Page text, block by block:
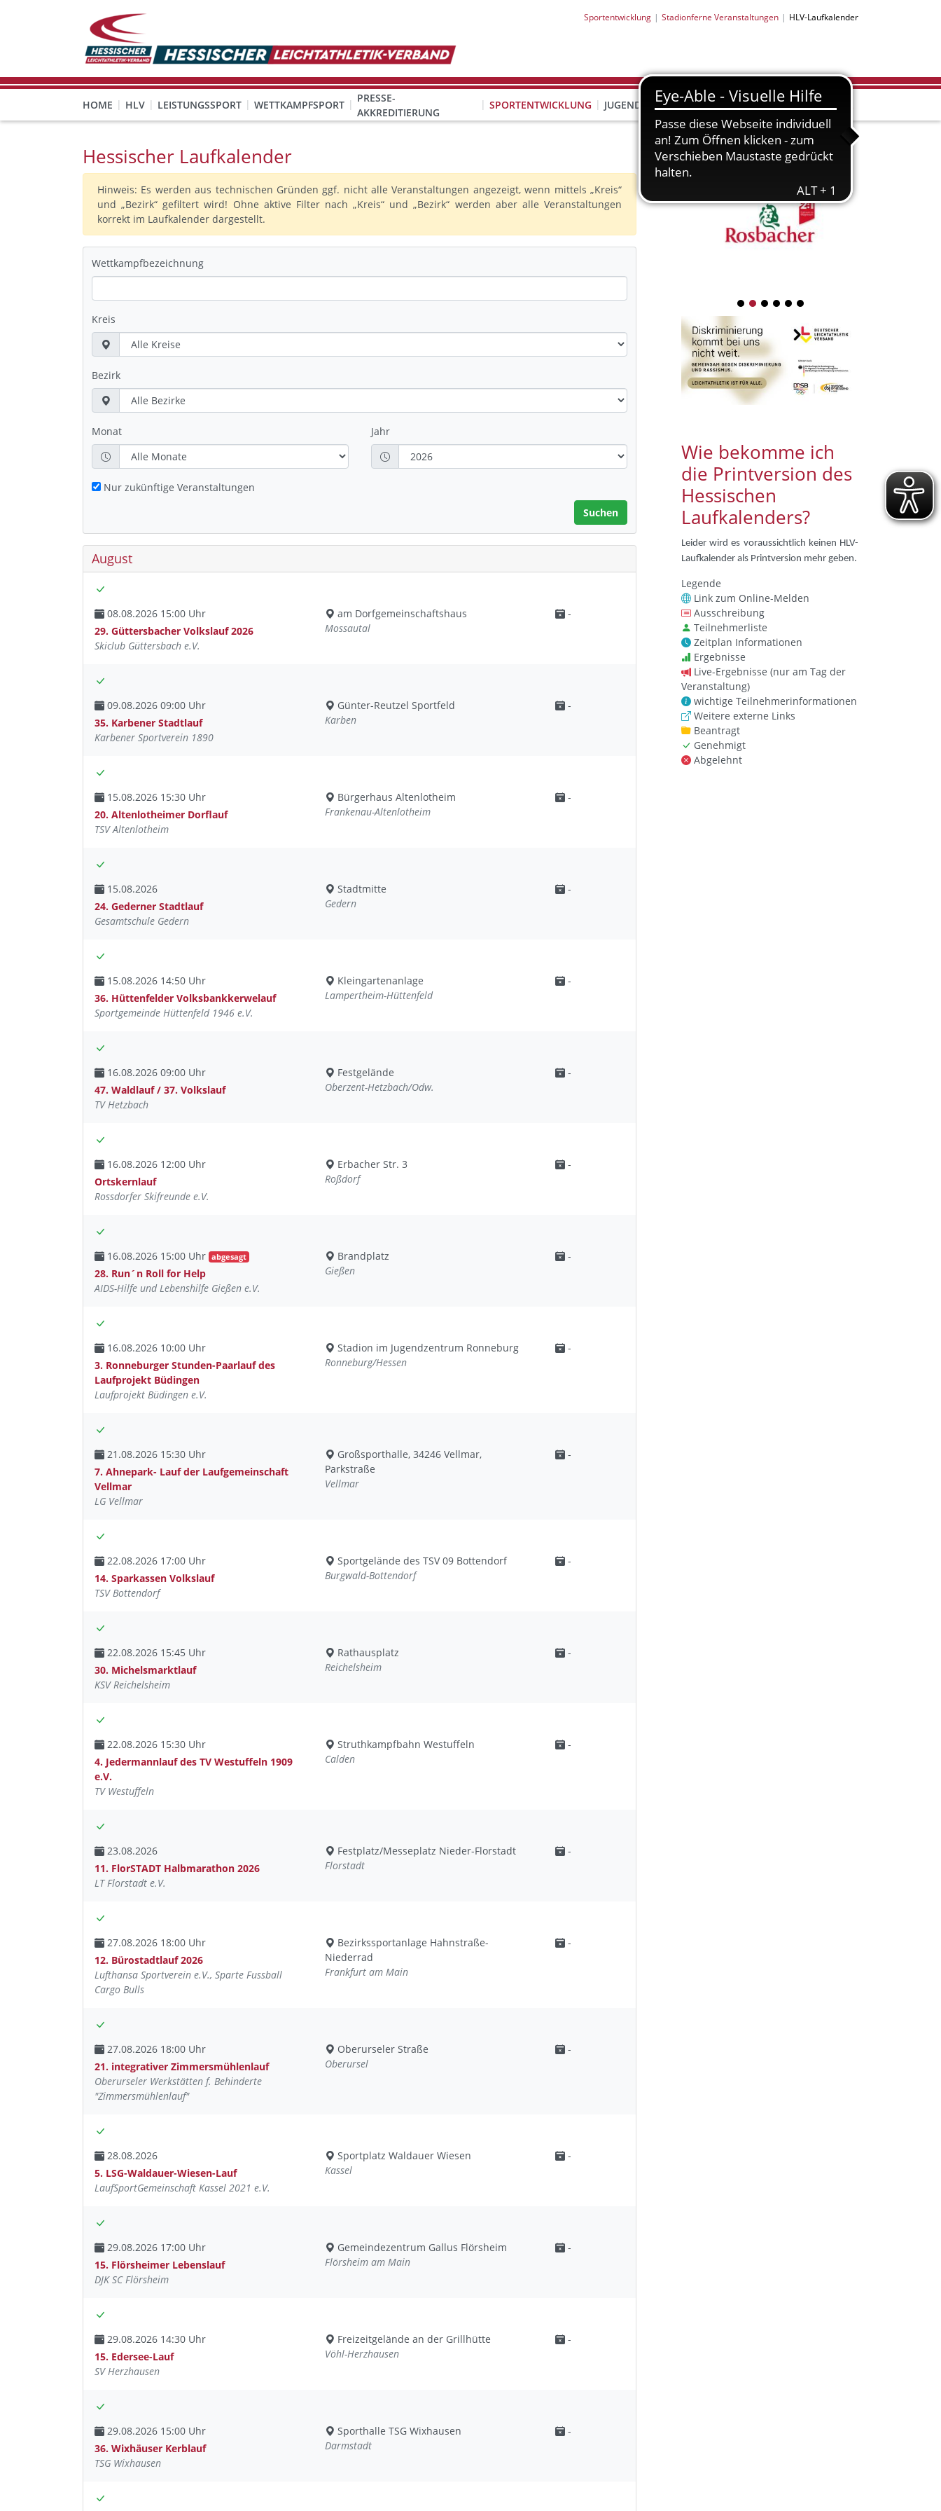
Sportentwicklung Stadionferne Veranstaltungen HLV-Laufkalender
HOME HLV LEISTUNGSSPORT WETTKAMPFSPORT
PRESSE-
AKKREDITIERUNG
SPORTENTWICKLUNG JUGEND BILDUNG
HLV-
PARTNER
HLV-
SHOP
Hessischer Laufkalender
Hinweis: Es werden aus technischen Gründen ggf. nicht alle Veranstaltungen angezeigt, wenn mittels „Kreis“
und „Bezirk“ gefiltert wird! Ohne aktive Filter nach „Kreis“ und „Bezirk“ werden aber alle Veranstaltungen
korrekt im Laufkalender dargestellt.
Wettkampfbezeichnung
Kreis
Bezirk
Monat Jahr
Nur zukünftige Veranstaltungen
August
08.08.2026 15:00 Uhr
29. Güttersbacher Volkslauf 2026
Skiclub Güttersbach e.V.
am Dorfgemeinschaftshaus
Mossautal
-
09.08.2026 09:00 Uhr
35. Karbener Stadtlauf
Karbener Sportverein 1890
Günter-Reutzel Sportfeld
Karben
-
15.08.2026 15:30 Uhr
20. Altenlotheimer Dorflauf
TSV Altenlotheim
Bürgerhaus Altenlotheim
Frankenau-Altenlotheim
-
15.08.2026
24. Gederner Stadtlauf
Gesamtschule Gedern
Stadtmitte
Gedern
-
15.08.2026 14:50 Uhr
36. Hüttenfelder Volksbankkerwelauf
Sportgemeinde Hüttenfeld 1946 e.V.
Kleingartenanlage
Lampertheim-Hüttenfeld
-
16.08.2026 09:00 Uhr
47. Waldlauf / 37. Volkslauf
TV Hetzbach
Festgelände
Oberzent-Hetzbach/Odw.
-
16.08.2026 12:00 Uhr
Ortskernlauf
Rossdorfer Skifreunde e.V.
Erbacher Str. 3
Roßdorf
-
16.08.2026 15:00 Uhr abgesagt
28. Run´n Roll for Help
AIDS-Hilfe und Lebenshilfe Gießen e.V.
Brandplatz
Gießen
-
16.08.2026 10:00 Uhr
3. Ronneburger Stunden-Paarlauf des
Laufprojekt Büdingen
Laufprojekt Büdingen e.V.
Stadion im Jugendzentrum Ronneburg
Ronneburg/Hessen
-
21.08.2026 15:30 Uhr
7. Ahnepark- Lauf der Laufgemeinschaft
Vellmar
LG Vellmar
Großsporthalle, 34246 Vellmar,
Parkstraße
Vellmar
-
22.08.2026 17:00 Uhr
14. Sparkassen Volkslauf
TSV Bottendorf
Sportgelände des TSV 09 Bottendorf
Burgwald-Bottendorf
-
22.08.2026 15:45 Uhr
30. Michelsmarktlauf
KSV Reichelsheim
Rathausplatz
Reichelsheim
-
22.08.2026 15:30 Uhr
4. Jedermannlauf des TV Westuffeln 1909
e.V.
TV Westuffeln
Struthkampfbahn Westuffeln
Calden
-
23.08.2026
11. FlorSTADT Halbmarathon 2026
LT Florstadt e.V.
Festplatz/Messeplatz Nieder-Florstadt
Florstadt
-
27.08.2026 18:00 Uhr
12. Bürostadtlauf 2026
Lufthansa Sportverein e.V., Sparte Fussball
Cargo Bulls
Bezirkssportanlage Hahnstraße-
Niederrad
Frankfurt am Main
-
27.08.2026 18:00 Uhr
21. integrativer Zimmersmühlenlauf
Oberurseler Werkstätten f. Behinderte
"Zimmersmühlenlauf"
Oberurseler Straße
Oberursel
-
28.08.2026
5. LSG-Waldauer-Wiesen-Lauf
LaufSportGemeinschaft Kassel 2021 e.V.
Sportplatz Waldauer Wiesen
Kassel
-
29.08.2026 17:00 Uhr
15. Flörsheimer Lebenslauf
DJK SC Flörsheim
Gemeindezentrum Gallus Flörsheim
Flörsheim am Main
-
29.08.2026 14:30 Uhr
15. Edersee-Lauf
SV Herzhausen
Freizeitgelände an der Grillhütte
Vöhl-Herzhausen
-
29.08.2026 15:00 Uhr
36. Wixhäuser Kerblauf
TSG Wixhausen
Sporthalle TSG Wixhausen
Darmstadt
-
HLV-Partner
1 2 3 4 5 6
Wie bekomme ich
die Printversion des
Hessischen
Laufkalenders?
Leider wird es voraussichtlich keinen HLV-
Laufkalender als Printversion mehr geben.
Legende
Link zum Online-Melden
Ausschreibung
Teilnehmerliste
Zeitplan Informationen
Ergebnisse
Live-Ergebnisse (nur am Tag der
Veranstaltung)
wichtige Teilnehmerinformationen
Weitere externe Links
Beantragt
Genehmigt
Abgelehnt